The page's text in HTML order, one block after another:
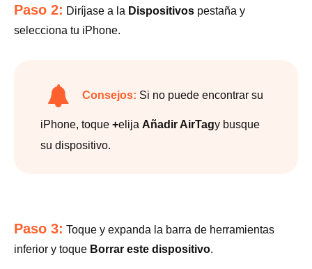
Paso 2: Diríjase a la Dispositivos pestaña y
selecciona tu iPhone.
Consejos: Si no puede encontrar su
iPhone, toque +elija Añadir AirTagy busque
su dispositivo.
Paso 3: Toque y expanda la barra de herramientas
inferior y toque Borrar este dispositivo.